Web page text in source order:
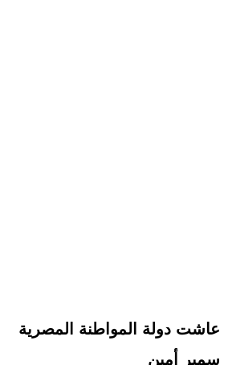
عاشت دولة المواطنة المصرية
سمير أمين